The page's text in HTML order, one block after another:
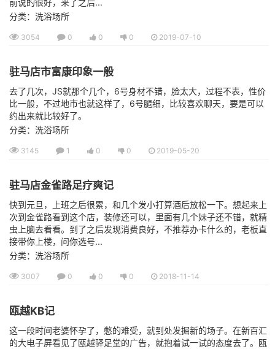
前说的很好，来了之后...
分类：洗浴场所
3054 0 0 0 2019-07-10
驻马店市富康印象一般
去了几次，JS就那个几个，6号身材不错，脸太大，过程不表，性价
比一般，不过地市也就这样了，6号腿细，比较喜欢聊天，要是可以
约出来就比较好了。
分类：洗浴场所
3145 1 0 0 2019-05-20
驻马店金雀路足疗爽记
快到元旦，上班之后很累，和几个发小打算酒后放松一下。想起来上
次到金雀路看到这个店，装修还可以，里面有几个妹子还不错，就精
虫上脑去看看。到了之后发现消费良好，不推荐办卡什么的，老板直
接带你上楼，问你选号...
分类：洗浴场所
3007 0 0 0 2018-11-14
瓯越KB记
这一段时间老婆怀孕了，憋的难受，就到处发掘新的场子。在新百汇
的大电子屏看见了瓯越驿足堂的广告，就抱着试一试的态度去了。瓯